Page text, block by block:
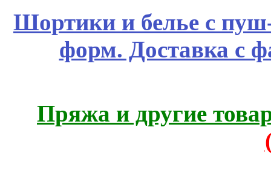
Шортики и белье с
форм. Доставка с
Пряжа и другие